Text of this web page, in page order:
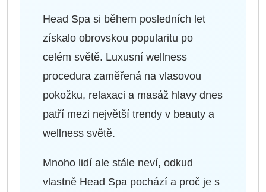
Head Spa si během posledních let
získalo obrovskou popularitu po
celém světě. Luxusní wellness
procedura zaměřená na vlasovou
pokožku, relaxaci a masáž hlavy dnes
patří mezi největší trendy v beauty a
wellness světě.
Mnoho lidí ale stále neví, odkud
vlastně Head Spa pochází a proč je s